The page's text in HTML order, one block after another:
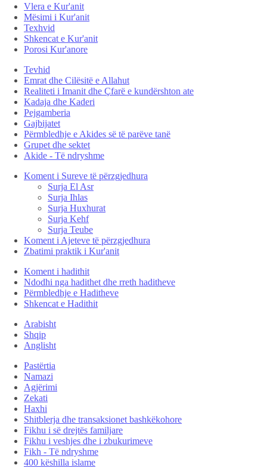
Vlera e Kur'anit
Mësimi i Kur'anit
Texhvid
Shkencat e Kur'anit
Porosi Kur'anore
Tevhid
Emrat dhe Cilësitë e Allahut
Realiteti i Imanit dhe Çfarë e kundërshton ate
Kadaja dhe Kaderi
Pejgamberia
Gajbijatet
Përmbledhje e Akides së të parëve tanë
Grupet dhe sektet
Akide - Të ndryshme
Koment i Sureve të përzgjedhura
Surja El Asr
Surja Ihlas
Surja Huxhurat
Surja Kehf
Surja Teube
Koment i Ajeteve të përzgjedhura
Zbatimi praktik i Kur'anit
Koment i hadithit
Ndodhi nga hadithet dhe rreth haditheve
Përmbledhje e Haditheve
Shkencat e Hadithit
Arabisht
Shqip
Anglisht
Pastërtia
Namazi
Agjërimi
Zekati
Haxhi
Shitblerja dhe transaksionet bashkëkohore
Fikhu i së drejtës familjare
Fikhu i veshjes dhe i zbukurimeve
Fikh - Të ndryshme
400 këshilla islame